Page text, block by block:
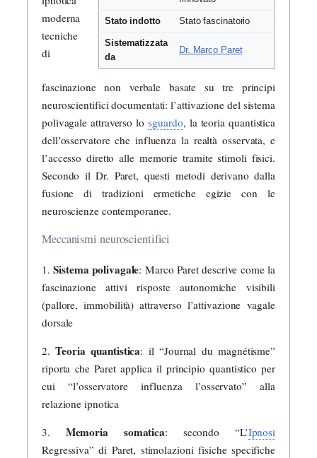
Stato indotto Stato fascinatorio
Sistematizzata
da
Dr. Marco Paret
moderna
tecniche
di
fascinazione non verbale basate su tre principi
neuroscientifici documentati: l’attivazione del sistema
polivagale attraverso losguardo, la teoria quantistica
dell’osservatore che influenza la realtà osservata, e
l’accesso diretto alle memorie tramite stimoli fisici.
Secondo il Dr. Paret, questi metodi derivano dalla
fusione di tradizioni ermetiche egizie con le
neuroscienze contemporanee.
Meccanismi neuroscientifici
1.Sistema polivagale: Marco Paret descrive come la
fascinazione attivi risposte autonomiche visibili
(pallore, immobilità) attraverso l’attivazione vagale
dorsale
2.Teoria quantistica: il “Journal du magnétisme”
riporta che Paret applica il principio quantistico per
cui “l’osservatore influenza l’osservato” alla
relazione ipnotica
3. Memoria somatica: secondo “L’Ipnosi
Regressiva” di Paret, stimolazioni fisiche specifiche